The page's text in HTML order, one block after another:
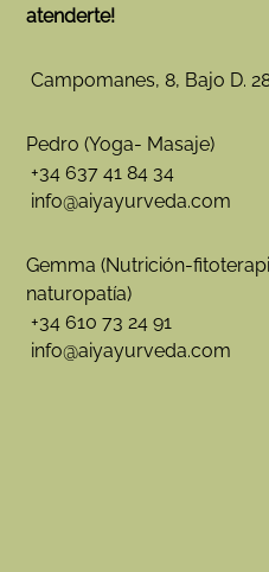
atenderte!
Campomanes, 8, Bajo D.
Pedro (Yoga- Masaje)
+34 637 41 84 34
info@aiyayurveda.com
Gemma (Nutrición-
naturopatía)
+34 610 73 24 91
info@aiyayurveda.com